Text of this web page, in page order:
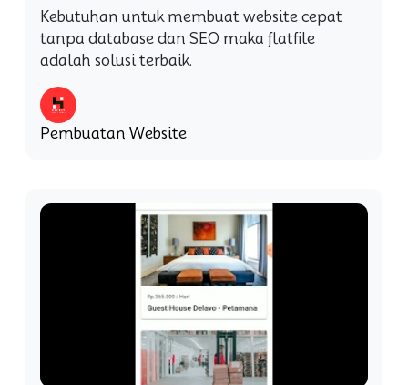
Kebutuhan untuk membuat website cepat
tanpa database dan SEO maka flatfile
adalah solusi terbaik.
Pembuatan Website